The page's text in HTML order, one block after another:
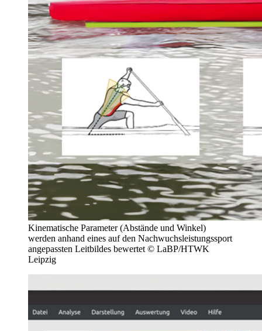
Kinematische Parameter (Abstände und Winkel)
werden anhand eines auf den Nachwuchsleistungssport
angepassten Leitbildes bewertet © LaBP/HTWK
Leipzig